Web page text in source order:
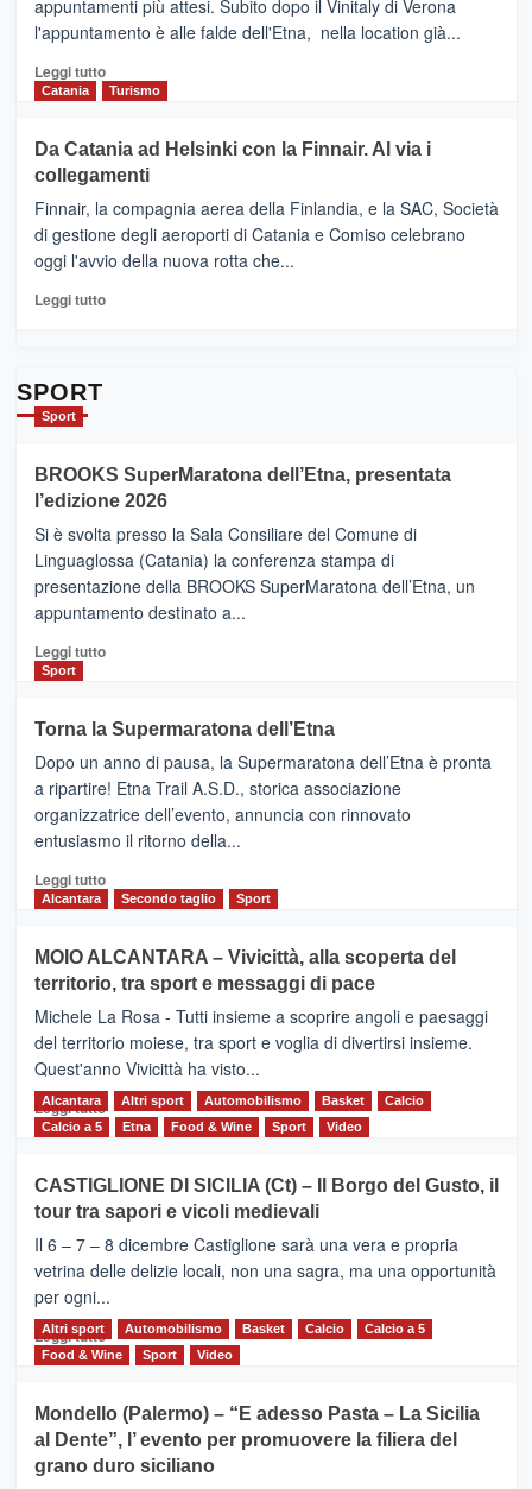
CLUB
presenta
“Vino
&
Cultura
tappe
dell’enoturismo
appuntamenti più attesi. Subito dopo il Vinitaly di Verona
l'appuntamento è alle falde dell'Etna, nella location già...
Leggi tuttoLeggi
di
RANDAZZO
–
Ci
siamo
quasi….
pronti
per
Catania Turismo
Da Catania ad Helsinki con la Finnair. Al via i
collegamenti
Finnair, la compagnia aerea della Finlandia, e la SAC, Società
di gestione degli aeroporti di Catania e Comiso celebrano
oggi l'avvio della nuova rotta che...
Leggi tuttoLeggi
con
la
Al
via
i
collegamenti
SPORT
Sport
BROOKS SuperMaratona dell’Etna, presentata
l’edizione 2026
Si è svolta presso la Sala Consiliare del Comune di
Linguaglossa (Catania) la conferenza stampa di
presentazione della BROOKS SuperMaratona dell’Etna, un
appuntamento destinato a...
Leggi tuttoLeggi
BROOKS
SuperMaratona
dell’Etna,
presentata
l’edizione
2026
Sport
Torna la Supermaratona dell’Etna
Dopo un anno di pausa, la Supermaratona dell’Etna è pronta
a ripartire! Etna Trail A.S.D., storica associazione
organizzatrice dell’evento, annuncia con rinnovato
entusiasmo il ritorno della...
Leggi tuttoLeggi
Torna
la
Supermaratona
dell’Etna
Alcantara Secondo taglio Sport
MOIO ALCANTARA – Vivicittà, alla scoperta del
territorio, tra sport e messaggi di pace
Michele La Rosa - Tutti insieme a scoprire angoli e paesaggi
del territorio moiese, tra sport e voglia di divertirsi insieme.
Quest'anno Vivicittà ha visto...
Leggi tutto Leggi
MOIO
ALCANTARA
–
Vivicittà,
alla
scoperta
del
territorio,
e
messaggi
di
Alcantara Altri sport Automobilismo Basket
Calcio
Calcio a 5
Etna Food & Wine Sport Video
CASTIGLIONE DI SICILIA (Ct) – Il Borgo del Gusto, il
tour tra sapori e vicoli medievali
Il 6 – 7 – 8 dicembre Castiglione sarà una vera e propria
vetrina delle delizie locali, non una sagra, ma una opportunità
per ogni...
Leggi tuttoLeggi
di
CASTIGLIONE
DI
SICILIA
Altri sport Automobilismo Basket Calcio
Calcio a 5
Food & Wine
Sport Video
Mondello (Palermo) – “E adesso Pasta – La Sicilia
al Dente”, l’ evento per promuovere la filiera del
grano duro siciliano